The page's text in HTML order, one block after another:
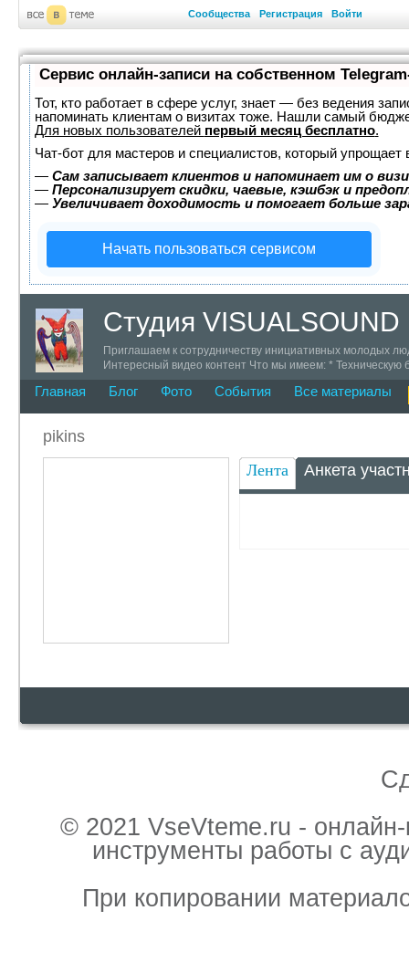
Сообщества Регистрация Войти
Сервис онлайн-записи на собственном
Тот, кто работает в сфере услуг, знает — без ведения
напоминать клиентам о визитах тоже. Нашли самый
Для новых пользователей первый месяц бесплатно.
Чат-бот для мастеров и специалистов, который упрощает
— Сам записывает клиентов и напоминает им о
— Персонализирует скидки, чаевые, кэшбэк и
— Увеличивает доходимость и помогает больше
Начать пользоваться сервисом
Студия VISUALSOUND
Приглашаем к сотрудничеству инициативных молодых
Интересный видео контент Что мы имеем: *
Главная Блог Фото События Все материалы
pikins
Лента
Анкета
© 2021 VseVteme.ru -
инструменты работы с
При копировании